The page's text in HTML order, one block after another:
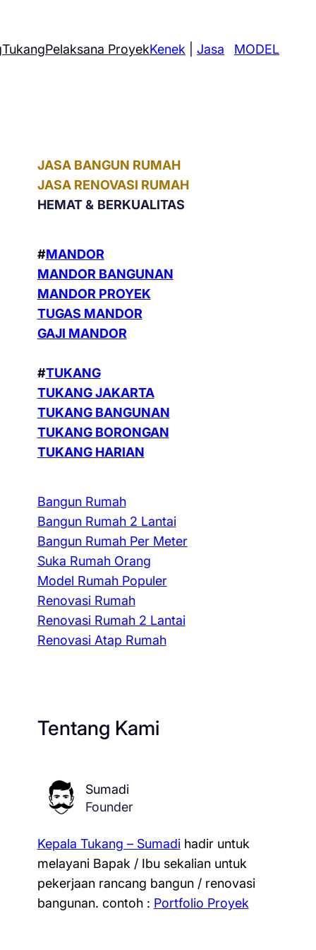
TukangPelaksana ProyekKenek |Jasa MODEL
JASA BANGUN RUMAH
JASA RENOVASI RUMAH
HEMAT & BERKUALITAS
#MANDOR
MANDOR BANGUNAN
MANDOR PROYEK
TUGAS MANDOR
GAJI MANDOR
#TUKANG
TUKANG JAKARTA
TUKANG BANGUNAN
TUKANG BORONGAN
TUKANG HARIAN
Bangun Rumah
Bangun Rumah 2 Lantai
Bangun Rumah Per Meter
Suka Rumah Orang
Model Rumah Populer
Renovasi Rumah
Renovasi Rumah 2 Lantai
Renovasi Atap Rumah
Tentang Kami
Sumadi
Founder
Kepala Tukang – Sumadihadir untuk
melayani Bapak / Ibu sekalian untuk
pekerjaan rancang bangun / renovasi
bangunan. contoh : Portfolio Proyek